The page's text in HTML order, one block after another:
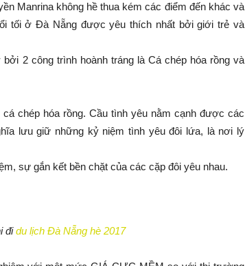
Manrina không hề thua kém các điểm đến khác và
tối ở Đà Nẵng được yêu thích nhất bởi giới trẻ và
2 công trình hoành tráng là Cá chép hóa rồng và
chép hóa rồng. Cầu tình yêu nằm cạnh được các
lưu giữ những kỷ niệm tình yêu đôi lứa, là nơi lý
sự gắn kết bền chặt của các cặp đôi yêu nhau.
đidu lịch Đà Nẵng hè 2017